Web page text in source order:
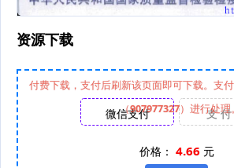
资源下载
微信支付 支 付
价格： 4.66 元
付费下载，支付后刷新该页面即可下载。支
（907977327）进行处理